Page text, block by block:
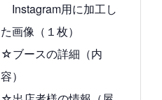
Instagram用に加工し
た画像（１枚）
☆ブースの詳細（内
容）